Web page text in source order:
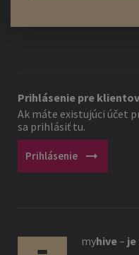
Prihlásenie pre klientov
Ak máte existujúci účet
sa prihlásiť tu.
Prihlásenie arrow_right_alt
myhive– je